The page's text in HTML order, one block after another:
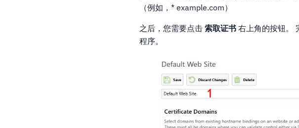
（例如，* example.com）
之后，您需要点击索取证书 右上角的按钮。
程序。